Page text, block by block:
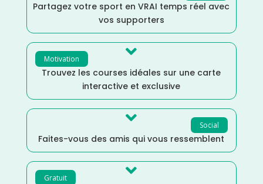
Partagez votre sport en VRAI temps réel avec
vos supporters
Motivation 
Trouvez les courses idéales sur une carte
interactive et exclusive
Social

Faites-vous des amis qui vous ressemblent
Gratuit 